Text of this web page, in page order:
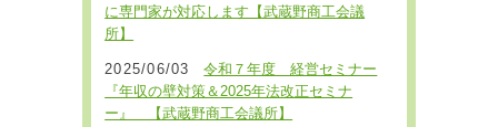
に専門家が対応します【武蔵野商工会議
所】
2025/06/03
令和７年度 経営セミナー
『年収の壁対策＆2025年法改正セミナ
ー』 【武蔵野商工会議所】